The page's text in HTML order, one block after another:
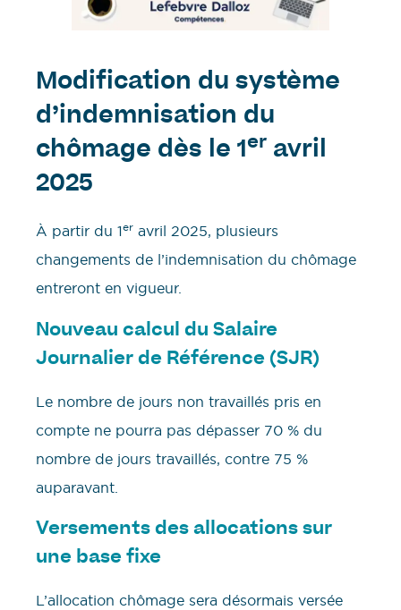
Modification du système
d’indemnisation du
chômage dès le 1er avril
2025
À partir du 1er avril 2025, plusieurs
changements de l’indemnisation du chômage
entreront en vigueur.
Nouveau calcul du Salaire
Journalier de Référence (SJR)
Le nombre de jours non travaillés pris en
compte ne pourra pas dépasser 70 % du
nombre de jours travaillés, contre 75 %
auparavant.
Versements des allocations sur
une base fixe
L’allocation chômage sera désormais versée